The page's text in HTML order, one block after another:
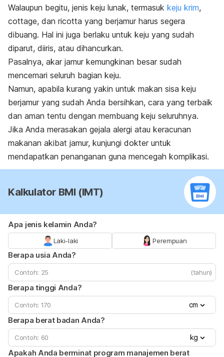
Walaupun begitu, jenis keju lunak, termasuk keju krim,
cottage, dan ricotta yang berjamur harus segera
dibuang. Hal ini juga berlaku untuk keju yang sudah
diparut, diiris, atau dihancurkan.
Pasalnya, akar jamur kemungkinan besar sudah
mencemari seluruh bagian keju.
Namun, apabila kurang yakin untuk makan sisa keju
berjamur yang sudah Anda bersihkan, cara yang terbaik
dan aman tentu dengan membuang keju seluruhnya.
Jika Anda merasakan gejala alergi atau keracunan
makanan akibat jamur, kunjungi dokter untuk
mendapatkan penanganan guna mencegah komplikasi.
Kalkulator BMI (IMT)
Apa jenis kelamin Anda?
Laki-laki Perempuan
Berapa usia Anda?
(tahun)
Berapa tinggi Anda?
cm
Berapa berat badan Anda?
kg
Apakah Anda berminat program manajemen berat